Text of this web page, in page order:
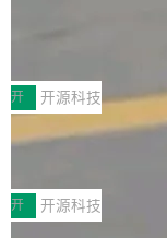
不完。」5T 来自免费
ve JH71XX 的设备，
64 STAR64，以及
-2024 和 C23 编程接
_linux(8) 增强了对
括 epoll（围绕
列、...
案
享会在上海举办。鸿
台鲸鸿动能协同华为
发者及生态伙伴，系
完整能力版图——从
营、到IAA游戏的“买
广告协同的全链路经
开 开源科技
技嘉X3D系列再添
面向AMD Ryzen
列主板阵容迎来新成
X3D。作为面向主流
开 开源科技